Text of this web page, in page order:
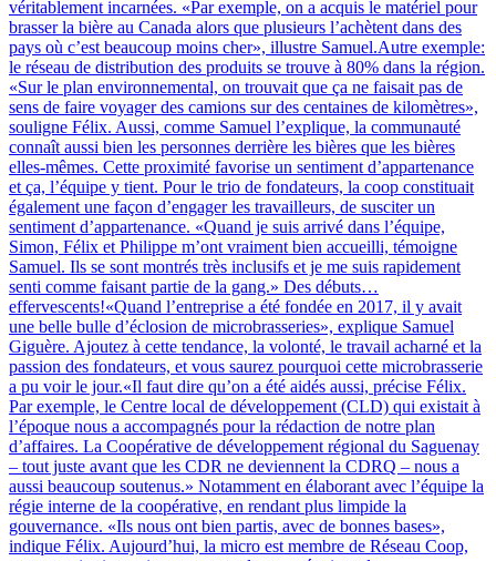
véritablement incarnées. «Par exemple, on a acquis le matériel pour
brasser la bière au Canada alors que plusieurs l’achètent dans des
pays où c’est beaucoup moins cher», illustre Samuel.Autre exemple:
le réseau de distribution des produits se trouve à 80% dans la région.
«Sur le plan environnemental, on trouvait que ça ne faisait pas de
sens de faire voyager des camions sur des centaines de kilomètres»,
souligne Félix. Aussi, comme Samuel l’explique, la communauté
connaît aussi bien les personnes derrière les bières que les bières
elles-mêmes. Cette proximité favorise un sentiment d’appartenance
et ça, l’équipe y tient. Pour le trio de fondateurs, la coop constituait
également une façon d’engager les travailleurs, de susciter un
sentiment d’appartenance. «Quand je suis arrivé dans l’équipe,
Simon, Félix et Philippe m’ont vraiment bien accueilli, témoigne
Samuel. Ils se sont montrés très inclusifs et je me suis rapidement
senti comme faisant partie de la gang.» Des débuts…
effervescents!«Quand l’entreprise a été fondée en 2017, il y avait
une belle bulle d’éclosion de microbrasseries», explique Samuel
Giguère. Ajoutez à cette tendance, la volonté, le travail acharné et la
passion des fondateurs, et vous saurez pourquoi cette microbrasserie
a pu voir le jour.«Il faut dire qu’on a été aidés aussi, précise Félix.
Par exemple, le Centre local de développement (CLD) qui existait à
l’époque nous a accompagnés pour la rédaction de notre plan
d’affaires. La Coopérative de développement régional du Saguenay
– tout juste avant que les CDR ne deviennent la CDRQ – nous a
aussi beaucoup soutenus.» Notamment en élaborant avec l’équipe la
régie interne de la coopérative, en rendant plus limpide la
gouvernance. «Ils nous ont bien partis, avec de bonnes bases»,
indique Félix. Aujourd’hui, la micro est membre de Réseau Coop,